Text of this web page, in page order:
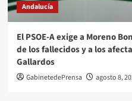
Andalucía
El PSOE-A exige a Moreno
de los fallecidos y a los
Gallardos
GabinetedePrensa agosto 8,